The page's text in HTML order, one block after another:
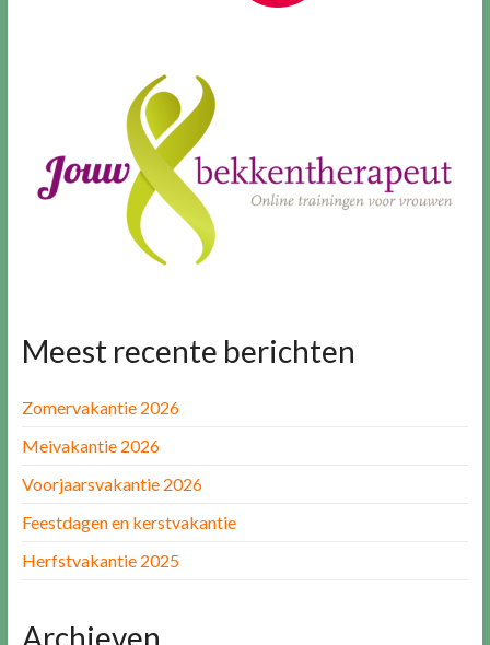
Meest recente berichten
Zomervakantie 2026
Meivakantie 2026
Voorjaarsvakantie 2026
Feestdagen en kerstvakantie
Herfstvakantie 2025